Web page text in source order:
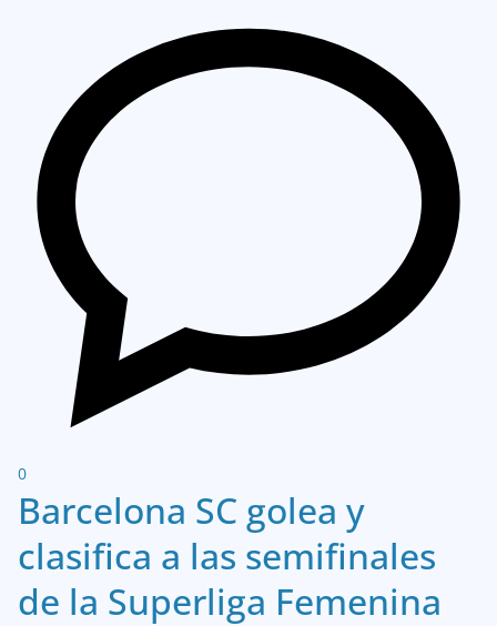
0
Barcelona SC golea y
clasifica a las semifinales
de la Superliga Femenina